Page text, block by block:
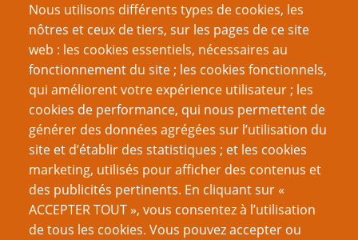
Nous utilisons différents types de cookies, les
nôtres et ceux de tiers, sur les pages de ce site
web : les cookies essentiels, nécessaires au
fonctionnement du site ; les cookies fonctionnels,
qui améliorent votre expérience utilisateur ; les
cookies de performance, qui nous permettent de
générer des données agrégées sur l’utilisation du
site et d’établir des statistiques ; et les cookies
marketing, utilisés pour afficher des contenus et
des publicités pertinents. En cliquant sur «
ACCEPTER TOUT », vous consentez à l’utilisation
de tous les cookies. Vous pouvez accepter ou
Critique de It’s a Dog Life (2003)
Cinq Raisons qui font que Good Games Hurstville est
la meilleure boutique de jeux que j'aie jamais vue
Le Genre englobe la création
Juste, rapide, généreux, varié, imprévisible
Pagination
Page
précédente
‹‹ 2
Page
suivante
››
VOUS AIMEREZ AUSSI
Les Six cultures de jeu